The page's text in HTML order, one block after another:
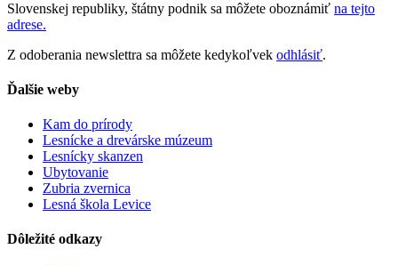
Slovenskej republiky, štátny podnik sa môžete oboznámiť na tejto
adrese.
Z odoberania newslettra sa môžete kedykoľvek odhlásiť.
Ďalšie weby
Kam do prírody
Lesnícke a drevárske múzeum
Lesnícky skanzen
Ubytovanie
Zubria zvernica
Lesná škola Levice
Dôležité odkazy